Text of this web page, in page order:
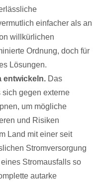
einfacher als an
willkürlichen
Ordnung, doch für
Lösungen.
entwickeln. Das
sich gegen externe
um mögliche
und Risiken
Land mit einer seit
Stromversorgung
Stromausfalls so
autarke